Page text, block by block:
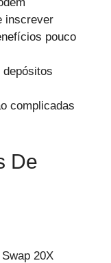
inscrever
pouco
depósitos
complicadas
De
20X